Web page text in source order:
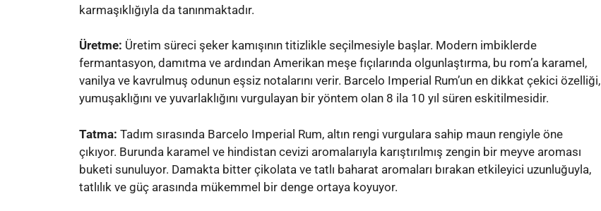
karmaşıklığıyla da tanınmaktadır.
Üretme: Üretim süreci şeker kamışının titizlikle seçilmesiyle başlar. Modern imbiklerde
fermantasyon, damıtma ve ardından Amerikan meşe fıçılarında olgunlaştırma, bu rom’a karamel,
vanilya ve kavrulmuş odunun eşsiz notalarını verir. Barcelo Imperial Rum’un en dikkat çekici özelliği,
yumuşaklığını ve yuvarlaklığını vurgulayan bir yöntem olan 8 ila 10 yıl süren eskitilmesidir.
Tatma: Tadım sırasında Barcelo Imperial Rum, altın rengi vurgulara sahip maun rengiyle öne
çıkıyor. Burunda karamel ve hindistan cevizi aromalarıyla karıştırılmış zengin bir meyve aroması
buketi sunuluyor. Damakta bitter çikolata ve tatlı baharat aromaları bırakan etkileyici uzunluğuyla,
tatlılık ve güç arasında mükemmel bir denge ortaya koyuyor.